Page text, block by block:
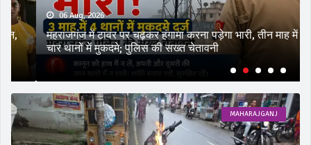
06 Aug, 2026
महराजगंज में टावर पर चढ़कर हंगामा करना पड़ेगा भारी, तीन माह में
चार थानों में मुकदमे; पुलिस की सख्त चेतावनी
MAHARAJGANJ